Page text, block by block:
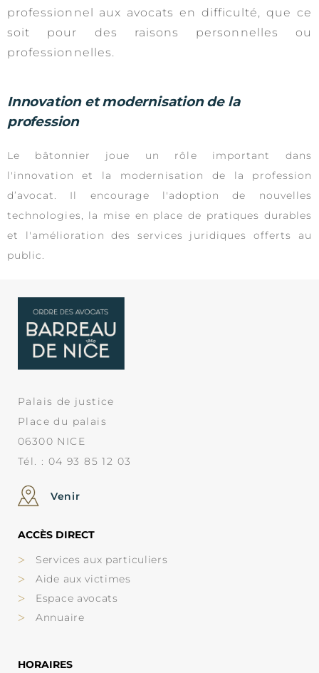
professionnel aux avocats en difficulté, que ce
soit pour des raisons personnelles ou
professionnelles.
Innovation et modernisation de la
profession
Le bâtonnier joue un rôle important dans
l'innovation et la modernisation de la profession
d’avocat. Il encourage l'adoption de nouvelles
technologies, la mise en place de pratiques durables
et l'amélioration des services juridiques offerts au
public.
Palais de justice
Place du palais
06300 NICE
Tél. : 04 93 85 12 03
Venir
ACCÈS DIRECT
Services aux particuliers
Aide aux victimes
Espace avocats
Annuaire
HORAIRES